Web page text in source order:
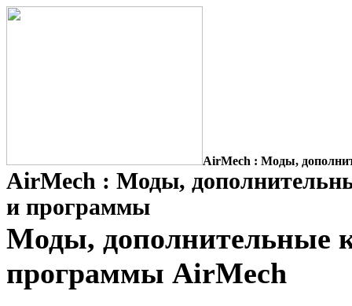
AirMech : Моды,
AirMech : Моды,
и программы
Моды, дополнительные
программы AirMech